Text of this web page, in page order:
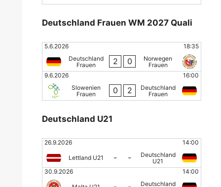
Deutschland Frauen WM 2027 Quali
5.6.2026
18:35
Deutschland
Frauen
2 0
Norwegen
Frauen
9.6.2026
16:00
Slowenien
Frauen
0 2
Deutschland
Frauen
Deutschland U21
26.9.2026 14:00
Lettland U21 - -
Deutschland
U21
30.9.2026
14:00
Deutschland